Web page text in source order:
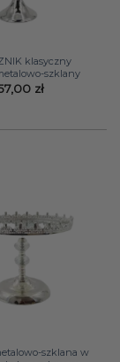
klasyczny
szklany
zł
szklana w